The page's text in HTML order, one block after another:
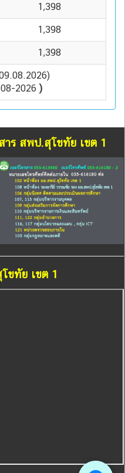
1,398
1,398
1,398
2026 )
าร สพป.สุโขทัย เขต 1
ขทัย เขต 1